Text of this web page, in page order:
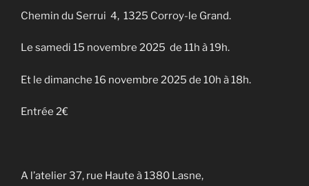
Chemin du Serrui 4, 1325 Corroy-le Grand.
Le samedi 15 novembre 2025 de 11h à 19h.
Et le dimanche 16 novembre 2025 de 10h à 18h.
Entrée 2€
A l’atelier 37, rue Haute à 1380 Lasne,